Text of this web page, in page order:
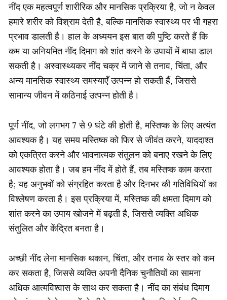
नींद एक महत्वपूर्ण शारीरिक और मानसिक प्रक्रिया है, जो न केवल
हमारे शरीर को विश्राम देती है, बल्कि मानसिक स्वास्थ्य पर भी गहरा
प्रभाव डालती है। हाल के अध्ययन इस बात की पुष्टि करते हैं कि
कम या अनियमित नींद दिमाग को शांत करने के उपायों में बाधा डाल
सकती है। अस्वास्थ्यकर नींद चक्र में जाने से तनाव, चिंता, और
अन्य मानसिक स्वास्थ्य समस्याएँ उत्पन्न हो सकती हैं, जिससे
सामान्य जीवन में कठिनाई उत्पन्न होती है।
पूर्ण नींद, जो लगभग 7 से 9 घंटे की होती है, मस्तिष्क के लिए अत्यंत
आवश्यक है। यह समय मस्तिष्क को फिर से जीवंत करने, याददाश्त
को एकत्रित करने और भावनात्मक संतुलन को बनाए रखने के लिए
आवश्यक होता है। जब हम नींद में होते हैं, तब मस्तिष्क काम करता
है; यह अनुभवों को संग्रहित करता है और दिनभर की गतिविधियों का
विश्लेषण करता है। इस प्रक्रिया में, मस्तिष्क की क्षमता दिमाग को
शांत करने का उपाय खोजने में बढ़ती है, जिससे व्यक्ति अधिक
संतुलित और केंद्रित बनता है।
अच्छी नींद लेना मानसिक थकान, चिंता, और तनाव के स्तर को कम
कर सकता है, जिससे व्यक्ति अपनी दैनिक चुनौतियों का सामना
अधिक आत्मविश्वास के साथ कर सकता है। नींद का संबंध दिमाग